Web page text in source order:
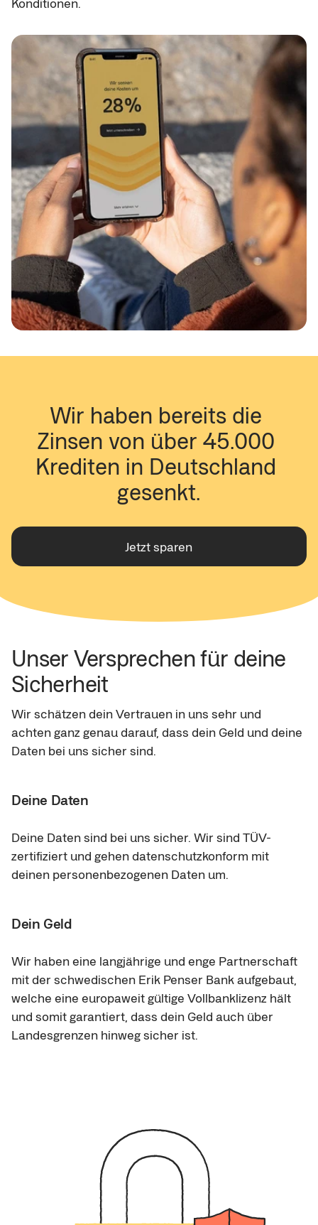
Wir haben bereits die
Zinsen von über 45.000
Krediten in Deutschland
gesenkt.
Jetzt sparen
Unser Versprechen für deine
Sicherheit
Wir schätzen dein Vertrauen in uns sehr und
achten ganz genau darauf, dass dein Geld und deine
Daten bei uns sicher sind.
Deine Daten
Deine Daten sind bei uns sicher. Wir sind TÜV-
zertifiziert und gehen datenschutzkonform mit
deinen personenbezogenen Daten um.
Dein Geld
Wir haben eine langjährige und enge Partnerschaft
mit der schwedischen Erik Penser Bank aufgebaut,
welche eine europaweit gültige Vollbanklizenz hält
und somit garantiert, dass dein Geld auch über
Landesgrenzen hinweg sicher ist.